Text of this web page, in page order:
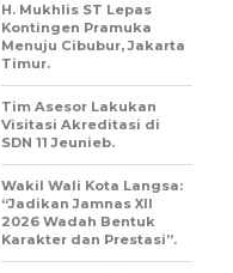
H. Mukhlis ST Lepas
Kontingen Pramuka
Menuju Cibubur, Jakarta
Timur.
Tim Asesor Lakukan
Visitasi Akreditasi di
SDN 11 Jeunieb.
Wakil Wali Kota Langsa:
“Jadikan Jamnas XII
2026 Wadah Bentuk
Karakter dan Prestasi”.